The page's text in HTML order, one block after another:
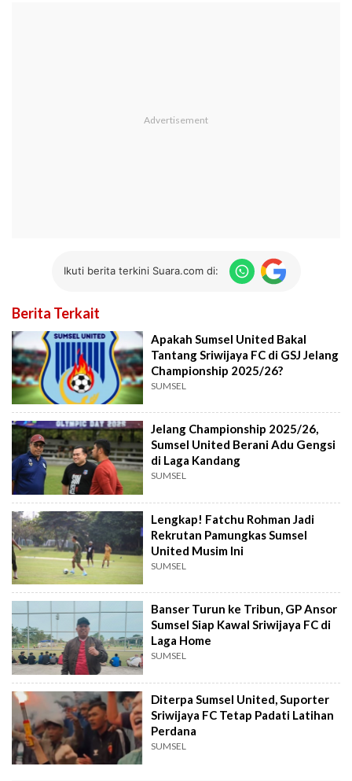
Ikuti berita terkini Suara.com di:
Berita Terkait
Apakah Sumsel United Bakal
Tantang Sriwijaya FC di GSJ Jelang
Championship 2025/26?
SUMSEL
Jelang Championship 2025/26,
Sumsel United Berani Adu Gengsi
di Laga Kandang
SUMSEL
Lengkap! Fatchu Rohman Jadi
Rekrutan Pamungkas Sumsel
United Musim Ini
SUMSEL
Banser Turun ke Tribun, GP Ansor
Sumsel Siap Kawal Sriwijaya FC di
Laga Home
SUMSEL
Diterpa Sumsel United, Suporter
Sriwijaya FC Tetap Padati Latihan
Perdana
SUMSEL